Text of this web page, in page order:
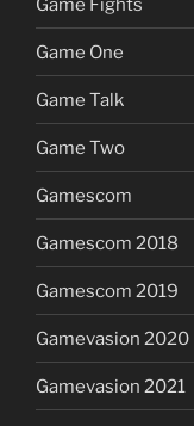
Game Fights
Game One
Game Talk
Game Two
Gamescom
Gamescom 2018
Gamescom 2019
Gamevasion 2020
Gamevasion 2021